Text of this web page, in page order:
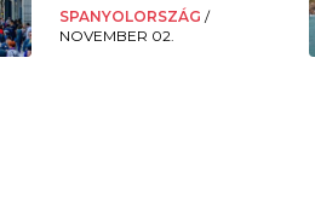
SPANYOLORSZÁG/
NOVEMBER 02.